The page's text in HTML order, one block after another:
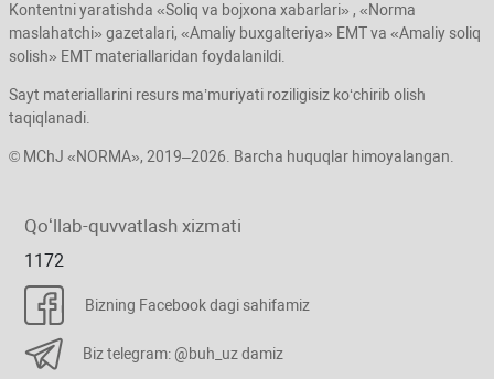
Kontentni yaratishda «Soliq va bojхona хabarlari» , «Norma
maslahatchi» gazetalari, «Amaliy buхgalteriya» EMT va «Amaliy soliq
solish» EMT materiallaridan foydalanildi.
Sayt materiallarini resurs ma’muriyati roziligisiz koʻchirib olish
taqiqlanadi.
© MChJ «NORMA», 2019–2026. Barcha huquqlar himoyalangan.
Qoʻllab-quvvatlash хizmati
1172
Bizning Facebook dagi sahifamiz
Biz telegram: @buh_uz damiz